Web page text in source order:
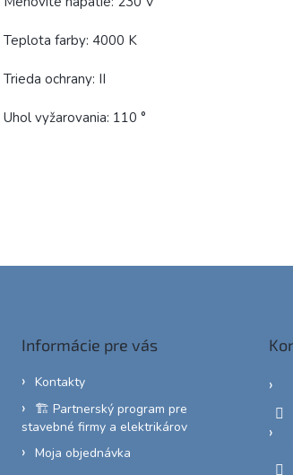
Teplota farby: 4000 K
Trieda ochrany: II
Uhol vyžarovania: 110 °
Informácie pre vás
Kontakty
🏗️ Partnerský program pre
stavebné firmy a elektrikárov
Moja objednávka